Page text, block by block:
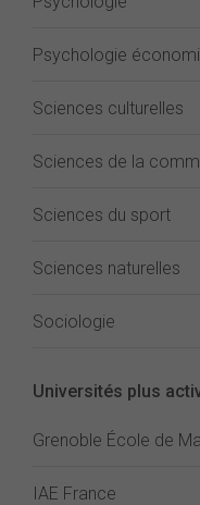
Psychologie
Sciences culturelles
Sciences de la
Sciences du sport
Sciences naturelles
Sociologie
Universités plus
Grenoble École de
IAE France